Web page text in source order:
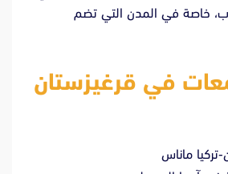
خاصة في المدن التي تضم
في قرغيزستان